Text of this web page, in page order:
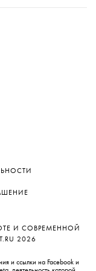
И СОВРЕМЕННОЙ
2026
и ссылки на Facebook и